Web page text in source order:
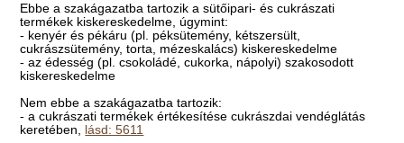
Ebbe a szakágazatba tartozik a sütőipari- és cukrászati
termékek kiskereskedelme, úgymint:
- kenyér és pékáru (pl. péksütemény, kétszersült,
cukrászsütemény, torta, mézeskalács) kiskereskedelme
- az édesség (pl. csokoládé, cukorka, nápolyi) szakosodott
kiskereskedelme
Nem ebbe a szakágazatba tartozik:
- a cukrászati termékek értékesítése cukrászdai vendéglátás
keretében, lásd: 5611